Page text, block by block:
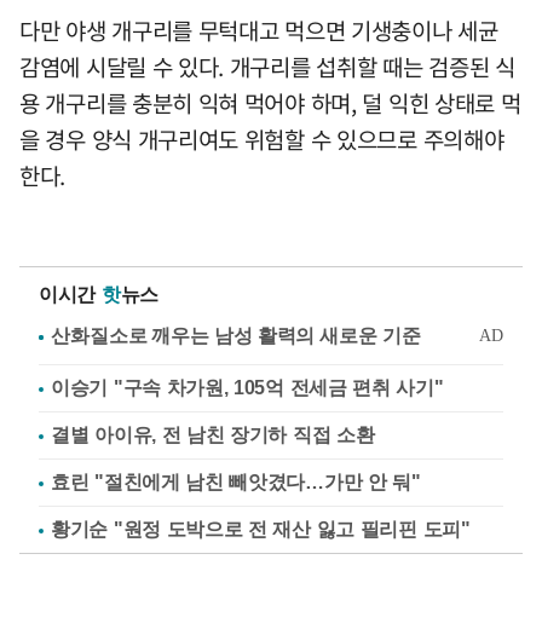
다만 야생 개구리를 무턱대고 먹으면 기생충이나 세균
감염에 시달릴 수 있다. 개구리를 섭취할 때는 검증된 식
용 개구리를 충분히 익혀 먹어야 하며, 덜 익힌 상태로 먹
을 경우 양식 개구리여도 위험할 수 있으므로 주의해야
한다.
이시간 핫뉴스
이승기 "구속 차가원, 105억 전세금 편취 사기"
결별 아이유, 전 남친 장기하 직접 소환
효린 "절친에게 남친 빼앗겼다…가만 안 둬"
황기순 "원정 도박으로 전 재산 잃고 필리핀 도피"